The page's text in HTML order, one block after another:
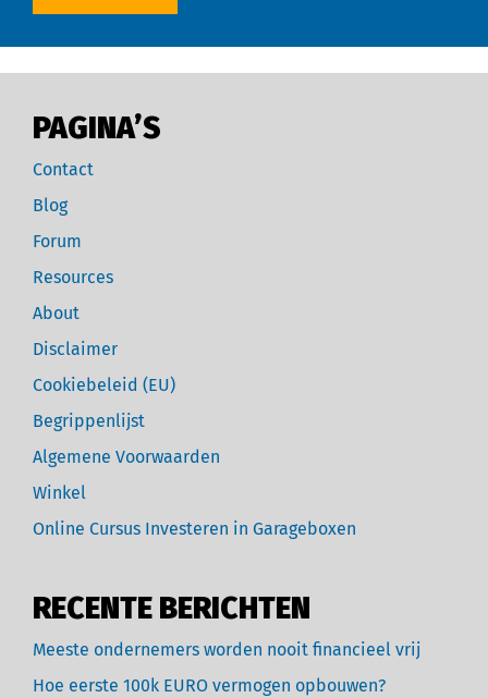
PAGINA’S
Contact
Blog
Forum
Resources
About
Disclaimer
Cookiebeleid (EU)
Begrippenlijst
Algemene Voorwaarden
Winkel
Online Cursus Investeren in Garageboxen
RECENTE BERICHTEN
Meeste ondernemers worden nooit financieel vrij
Hoe eerste 100k EURO vermogen opbouwen?